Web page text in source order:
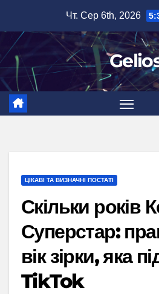
вмісту
Чт. Сер 6th, 2026
ЦІКАВІ ТА ВИЗНАЧНІ ПОСТАТІ
Скільки років
Суперстар:
вік зірки, яка
TikTok